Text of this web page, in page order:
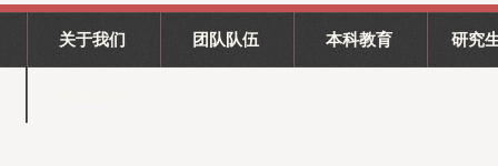
关于我们 团队队伍 本科教育 研究